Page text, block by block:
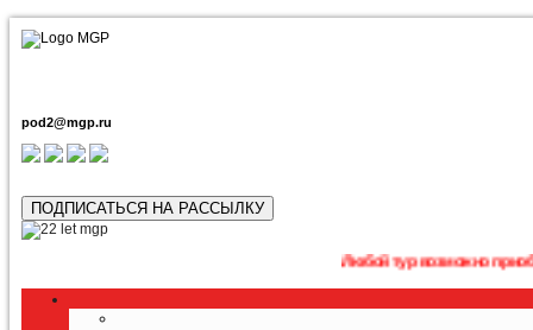
pod2@mgp.ru
ПОДПИСАТЬСЯ НА РАССЫЛКУ
Любой тур возможно приобрести